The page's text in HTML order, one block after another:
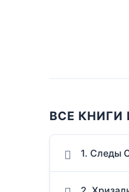
ВСЕ КНИГИ
1. Следы